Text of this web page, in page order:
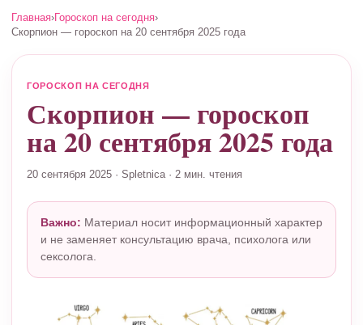
Главная›Гороскоп на сегодня›
Скорпион — гороскоп на 20 сентября 2025 года
ГОРОСКОП НА СЕГОДНЯ
Скорпион — гороскоп
на 20 сентября 2025 года
20 сентября 2025 · Spletnica · 2 мин. чтения
Важно: Материал носит информационный характер
и не заменяет консультацию врача, психолога или
сексолога.